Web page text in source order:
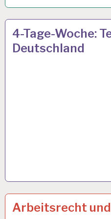
4-
TAGE-
WOCHE…
4-Tage-Woche:
Deutschland
22 SEP. 2023
12-
STUNDEN-
Arbeitsrecht
26 JULI 2023